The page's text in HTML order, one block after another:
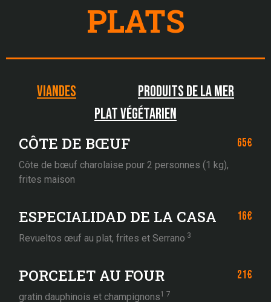
PLATS
VIANDES
PRODUITS DE LA MER
PLAT VÉGÉTARIEN
CÔTE DE BŒUF 65€
Côte de bœuf charolaise pour 2 personnes (1 kg),
frites maison
ESPECIALIDAD DE LA CASA 16€
Revueltos œuf au plat, frites et Serrano 3
PORCELET AU FOUR 21€
gratin dauphinois et champignons1 7